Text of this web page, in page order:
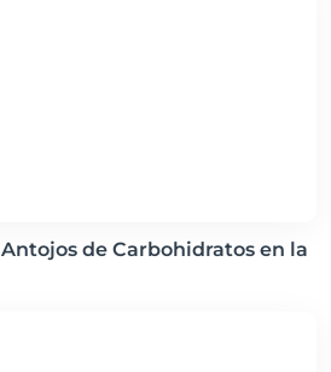
de Carbohidratos en la